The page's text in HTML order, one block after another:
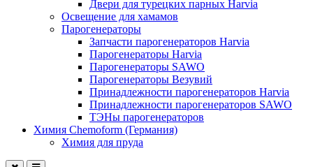
Двери для турецких парных Harvia
Освещение для хамамов
Парогенераторы
Запчасти парогенераторов Harvia
Парогенераторы Harvia
Парогенераторы SAWO
Парогенераторы Везувий
Принадлежности парогенераторов Harvia
Принадлежности парогенераторов SAWO
ТЭНы парогенераторов
Химия Chemoform (Германия)
Химия для пруда